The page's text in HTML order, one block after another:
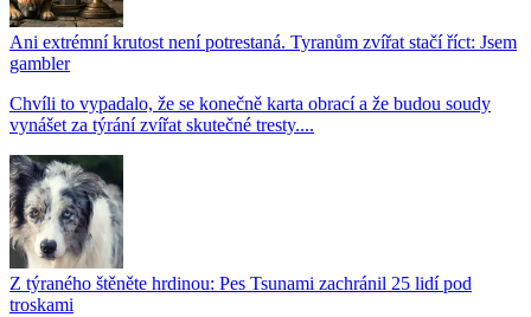
Ani extrémní krutost není potrestaná. Tyranům zvířat stačí říct: Jsem
gambler
Chvíli to vypadalo, že se konečně karta obrací a že budou soudy
vynášet za týrání zvířat skutečné tresty....
Z týraného štěněte hrdinou: Pes Tsunami zachránil 25 lidí pod
troskami